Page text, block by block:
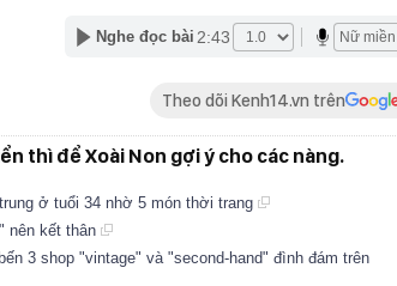
Nghe đọc bài 2:43
Theo dõi Kenh14.vn trên
thì để Xoài Non gợi ý cho các nàng.
ở tuổi 34 nhờ 5 món thời trang
nên kết thân
3 shop "vintage" và "second-hand" đình đám trên